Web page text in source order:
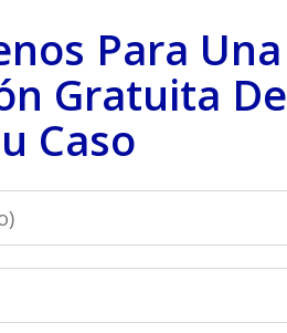
Para Una
Gratuita De
Caso